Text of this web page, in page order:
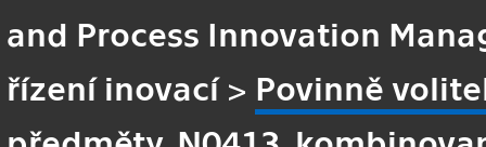
and Process Innovation
řízení inovací> Povinně